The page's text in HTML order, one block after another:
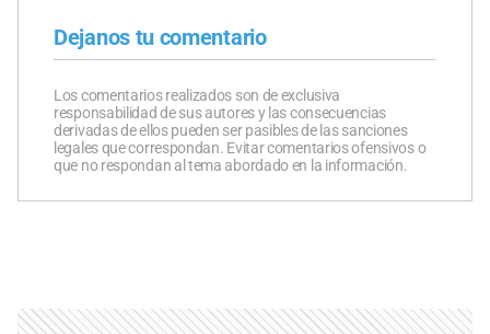
Dejanos tu comentario
Los comentarios realizados son de exclusiva
responsabilidad de sus autores y las consecuencias
derivadas de ellos pueden ser pasibles de las sanciones
legales que correspondan. Evitar comentarios ofensivos o
que no respondan al tema abordado en la información.